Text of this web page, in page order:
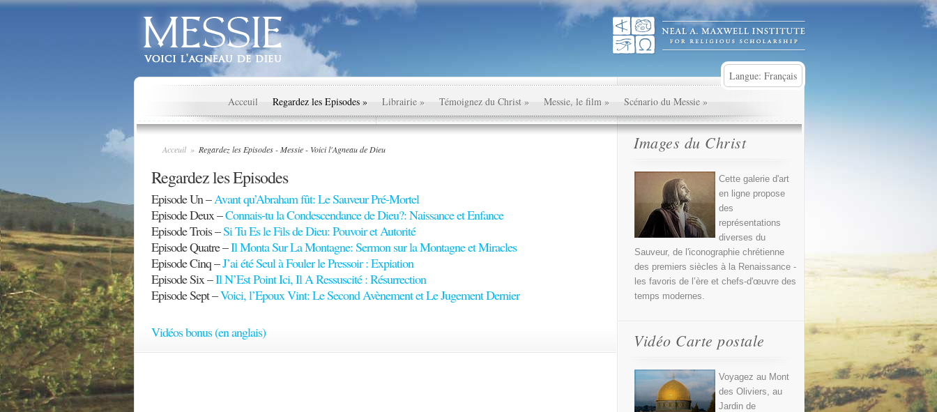
Langue: Français
Acceuil
Regardez les Episodes » Librairie » Témoignez du Christ » Messie, le film » Scénario du Messie »
Acceuil » Regardez les Episodes - Messie - Voici l'Agneau de Dieu
Regardez les Episodes
Episode Un –Avant qu’Abraham fût: Le Sauveur Pré-Mortel
Episode Deux –Connais-tu la Condescendance de Dieu?: Naissance et Enfance
Episode Trois –Si Tu Es le Fils de Dieu: Pouvoir et Autorité
Episode Quatre –Il Monta Sur La Montagne: Sermon sur la Montagne et Miracles
Episode Cinq –J’ai été Seul à Fouler le Pressoir : Expiation
Episode Six –Il N’Est Point Ici, Il A Ressuscité : Résurrection
Episode Sept –Voici, l’Epoux Vint: Le Second Avènement et Le Jugement Dernier
Vidéos bonus (en anglais)
Images du Christ
Cette galerie d'art
en ligne propose
des
représentations
diverses du
Sauveur, de l'iconographie chrétienne
des premiers siècles à la Renaissance -
les favoris de l’ère et chefs-d'œuvre des
temps modernes.
Vidéo Carte postale
Voyagez au Mont
des Oliviers, au
Jardin de